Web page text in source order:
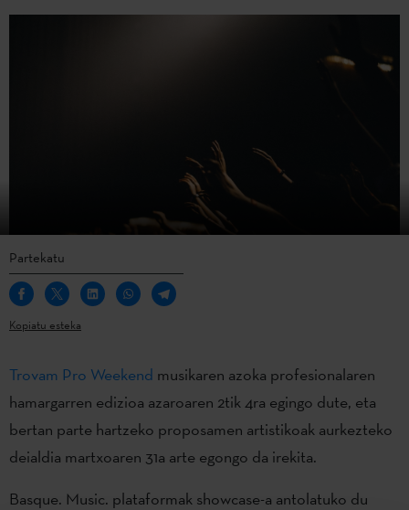
Partekatu
Kopiatu esteka
Trovam Pro Weekend musikaren azoka profesionalaren
hamargarren edizioa azaroaren 2tik 4ra egingo dute, eta
bertan parte hartzeko proposamen artistikoak aurkezteko
deialdia martxoaren 31a arte egongo da irekita.
Basque. Music. plataformak showcase-a antolatuko du